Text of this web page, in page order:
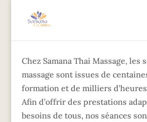
Chez Samana Thai Massage, les
massage sont issues de
formation et de milliers
Afin d’offrir des prestations
besoins de tous, nos séances